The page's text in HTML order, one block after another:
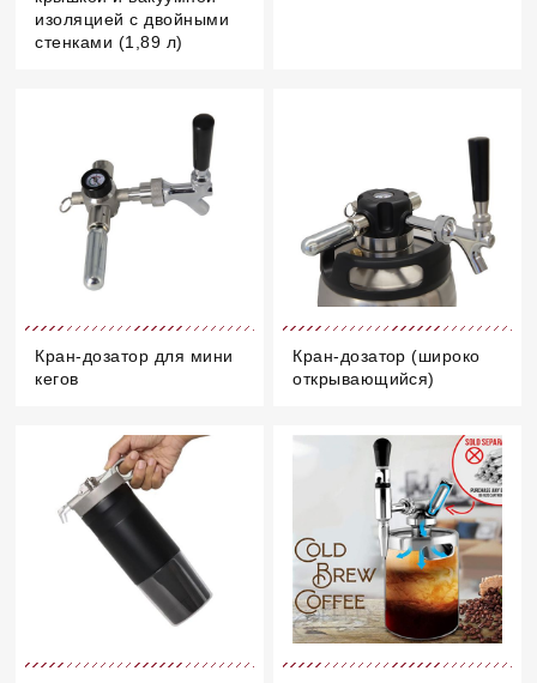
изоляцией с двойными
стенками (1,89 л)
Кран-дозатор для мини
кегов
Кран-дозатор (широко
открывающийся)